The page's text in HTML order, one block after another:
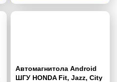
Автомагнитола Android
ШГУ HONDA Fit, Jazz, City